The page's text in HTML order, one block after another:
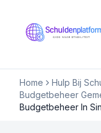
Home
Hulp Bij
Budgetbeheer
Budgetbeheer In